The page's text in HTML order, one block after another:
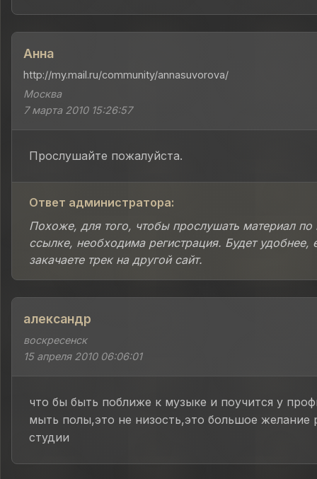
Анна
http://my.mail.ru/community/annasuvorova/
Москва
7 марта 2010 15:26:57
Прослушайте пожалуйста.
Ответ администратора:
Похоже, для того, чтобы прослушать материал по
ссылке, необходима регистрация. Будет удобнее,
закачаете трек на другой сайт.
александр
воскресенск
15 апреля 2010 06:06:01
что бы быть поближе к музыке и поучится у
мыть полы,это не низость,это большое желание
студии